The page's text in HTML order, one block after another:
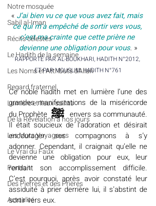
Notre mosquée
Sabil al-Iman
Récits célestes
Le Hadith de la semaine
Les Noms et Attributs d'Allah
Regard fraternel
Lumière et lieux saints
De la Révélation à nos jours
Les Mots Voyageurs
Le Vrai du Faux
Portrait
Des Pierres et des Prières
Actualité
« J’ai bien vu ce que vous avez fait, mais
ce qui m’a empêché de sortir vers vous,
c’est ma crainte que cette prière ne
devienne une obligation pour vous. »
RAPPORTÉ PAR AL-BOUKHARI, HADITH N°2012,
ET PAR MOUSLIM, HADITH N°761
Ce noble hadith met en lumière l’une des
grandes manifestations de la miséricorde
du Prophète
envers sa communauté.
Il était soucieux de l’adoration et désirait
encourager ses compagnons à s’y
adonner. Cependant, il craignait qu’elle ne
devienne une obligation pour eux, leur
rendant son accomplissement difficile.
C’est pourquoi, après avoir constaté leur
assiduité à prier derrière lui, il s’abstint de
sortir vers eux.